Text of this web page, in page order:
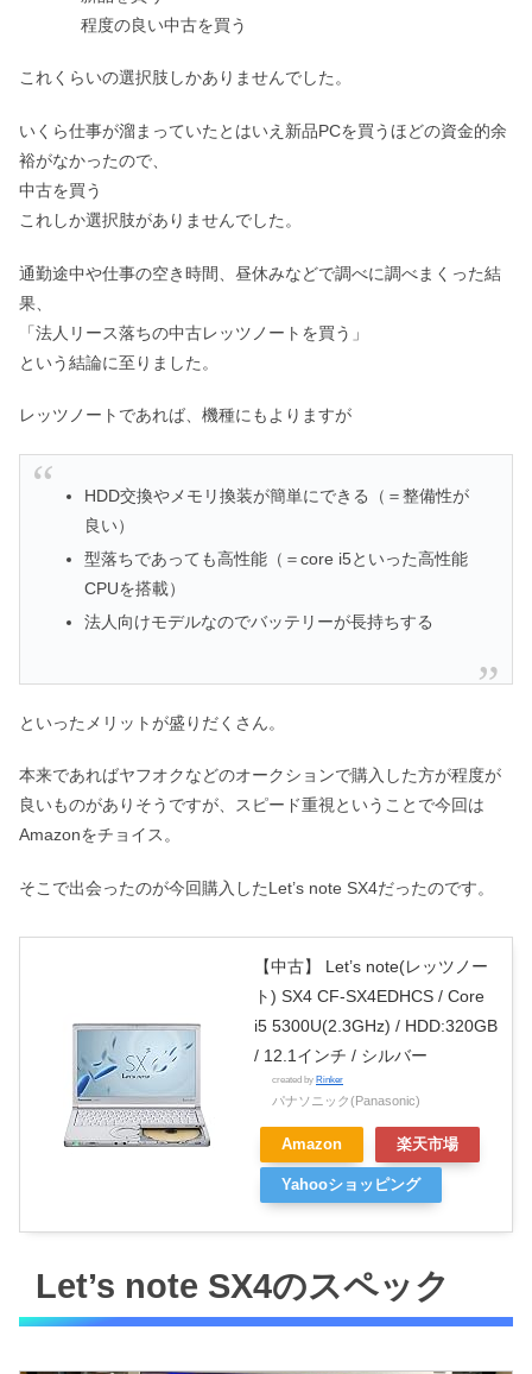
程度の良い中古を買う
これくらいの選択肢しかありませんでした。
いくら仕事が溜まっていたとはいえ新品PCを買うほどの資金的余
裕がなかったので、
中古を買う
これしか選択肢がありませんでした。
通勤途中や仕事の空き時間、昼休みなどで調べに調べまくった結
果、
「法人リース落ちの中古レッツノートを買う」
という結論に至りました。
レッツノートであれば、機種にもよりますが
HDD交換やメモリ換装が簡単にできる（＝整備性が
良い）
型落ちであっても高性能（＝core i5といった高性能
CPUを搭載）
法人向けモデルなのでバッテリーが長持ちする
といったメリットが盛りだくさん。
本来であればヤフオクなどのオークションで購入した方が程度が
良いものがありそうですが、スピード重視ということで今回は
Amazonをチョイス。
そこで出会ったのが今回購入したLet’s note SX4だったのです。
【中古】 Let’s note(レッツノー
ト) SX4 CF-SX4EDHCS / Core
i5 5300U(2.3GHz) / HDD:320GB
/ 12.1インチ / シルバー
created by Rinker
パナソニック(Panasonic)
Amazon 楽天市場
Yahooショッピング
Let’s note SX4のスペック